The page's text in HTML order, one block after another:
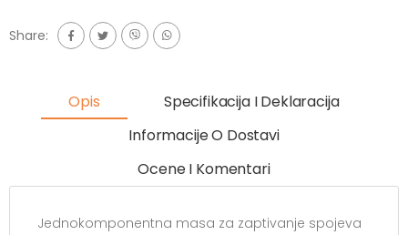
Share:
Opis
Specifikacija I Deklaracija
Informacije O Dostavi
Ocene I Komentari
Jednokomponentna masa za zaptivanje spojeva